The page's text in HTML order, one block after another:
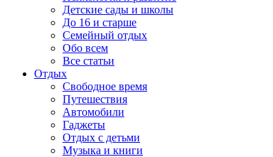
Детские сады и школы
До 16 и старше
Семейный отдых
Обо всем
Все статьи
Отдых
Свободное время
Путешествия
Автомобили
Гаджеты
Отдых с детьми
Музыка и книги